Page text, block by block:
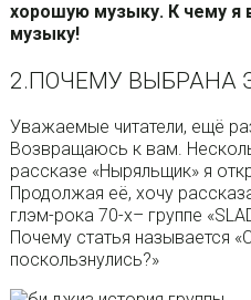
хорошую музыку. К чему я
музыку!
2.ПОЧЕМУ ВЫБРАНА
Уважаемые читатели, ещё
Возвращаюсь к вам.
рассказе «Ныряльщик» я
Продолжая её, хочу
глэм-рока 70-х– группе
Почему статья называется
поскользнулись?»